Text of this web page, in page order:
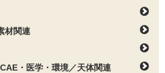
材関連
・医学・環境／天体関連